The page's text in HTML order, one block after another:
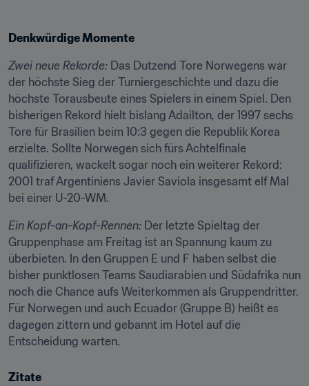
Denkwürdige Momente
Zwei neue Rekorde: Das Dutzend Tore Norwegens war
der höchste Sieg der Turniergeschichte und dazu die
höchste Torausbeute eines Spielers in einem Spiel. Den
bisherigen Rekord hielt bislang Adailton, der 1997 sechs
Tore für Brasilien beim 10:3 gegen die Republik Korea
erzielte. Sollte Norwegen sich fürs Achtelfinale
qualifizieren, wackelt sogar noch ein weiterer Rekord:
2001 traf Argentiniens Javier Saviola insgesamt elf Mal
bei einer U-20-WM.
Ein Kopf-an-Kopf-Rennen: Der letzte Spieltag der
Gruppenphase am Freitag ist an Spannung kaum zu
überbieten. In den Gruppen E und F haben selbst die
bisher punktlosen Teams Saudiarabien und Südafrika nun
noch die Chance aufs Weiterkommen als Gruppendritter.
Für Norwegen und auch Ecuador (Gruppe B) heißt es
dagegen zittern und gebannt im Hotel auf die
Entscheidung warten.
Zitate